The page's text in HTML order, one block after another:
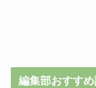
編集部おすす